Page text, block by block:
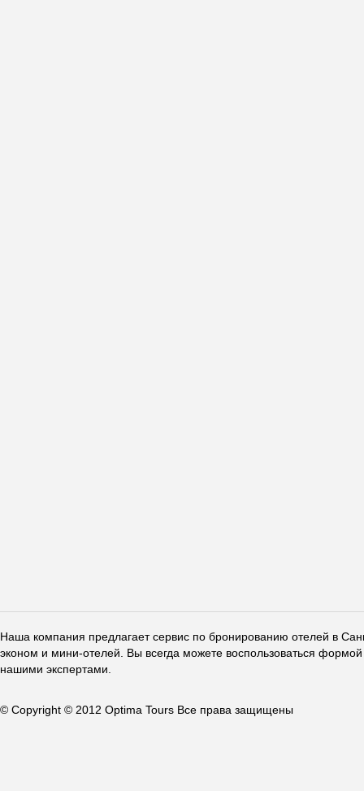
Наша компания предлагает сервис по бронированию отелей в
эконом и мини-отелей. Вы всегда можете воспользоваться
нашими экспертами.
© Copyright © 2012 Optima Tours Все права защищены